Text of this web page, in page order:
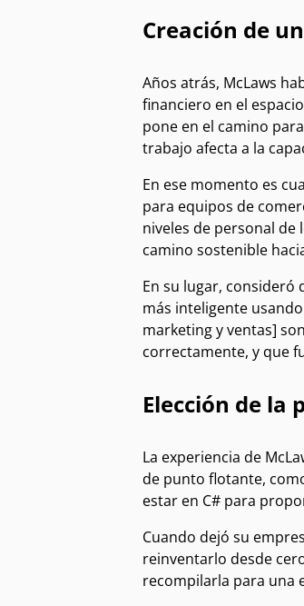
Creación de
Años atrás, McLaws
financiero en el
pone en el camino
trabajo afecta a la
En ese momento es
para equipos de
niveles de personal de
camino sostenible
En su lugar, consideró
más inteligente
marketing y ventas]
correctamente, y que
Elección de la
La experiencia de
de punto flotante,
estar en C# para
Cuando dejó su
reinventarlo desde
recompilarla para una